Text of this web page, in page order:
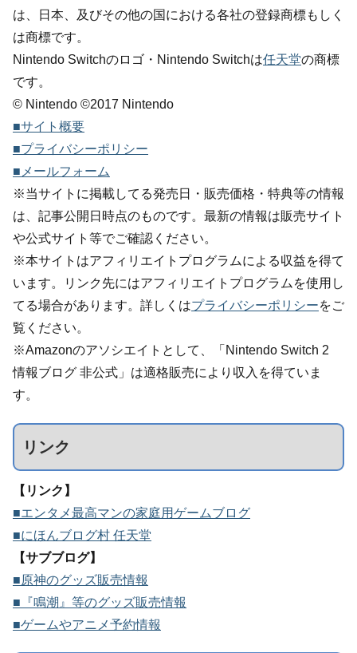
は、日本、及びその他の国における各社の登録商標もしく
は商標です。
Nintendo Switchのロゴ・Nintendo Switchは任天堂の商標
です。
© Nintendo ©2017 Nintendo
■サイト概要
■プライバシーポリシー
■メールフォーム
※当サイトに掲載してる発売日・販売価格・特典等の情報
は、記事公開日時点のものです。最新の情報は販売サイト
や公式サイト等でご確認ください。
※本サイトはアフィリエイトプログラムによる収益を得て
います。リンク先にはアフィリエイトプログラムを使用し
てる場合があります。詳しくはプライバシーポリシーをご
覧ください。
※Amazonのアソシエイトとして、「Nintendo Switch 2
情報ブログ 非公式」は適格販売により収入を得ていま
す。
リンク
【リンク】
■エンタメ最高マンの家庭用ゲームブログ
■にほんブログ村 任天堂
【サブブログ】
■原神のグッズ販売情報
■『鳴潮』等のグッズ販売情報
■ゲームやアニメ予約情報